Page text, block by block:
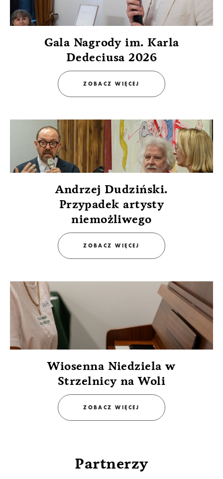
Gala Nagrody im. Karla
Dedeciusa 2026
ZOBACZ WIĘCEJ
Andrzej Dudziński.
Przypadek artysty
niemożliwego
ZOBACZ WIĘCEJ
Wiosenna Niedziela w
Strzelnicy na Woli
ZOBACZ WIĘCEJ
Partnerzy